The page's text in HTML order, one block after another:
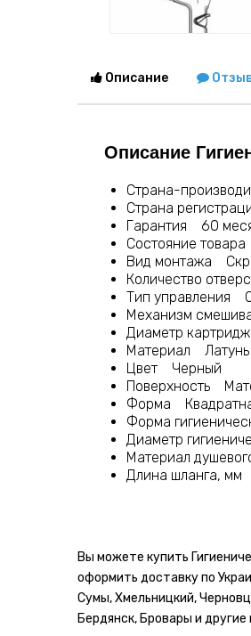
Описание
Описание
Страна-
Страна
Гарантия 60
Состояние
Вид монтажа
Количество
Тип управления
Механизм
Диаметр
Материал Латунь
Цвет Черный
Поверхность
Форма
Форма
Диаметр
Материал
Длина шланга,
Вы можете купить
оформить доставку по
Сумы, Хмельницкий,
Бердянск, Бровары и другие